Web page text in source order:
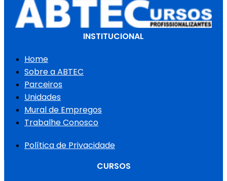
INSTITUCIONAL
Home
Sobre a ABTEC
Parceiros
Unidades
Mural de Empregos
Trabalhe Conosco
Política de Privacidade
CURSOS